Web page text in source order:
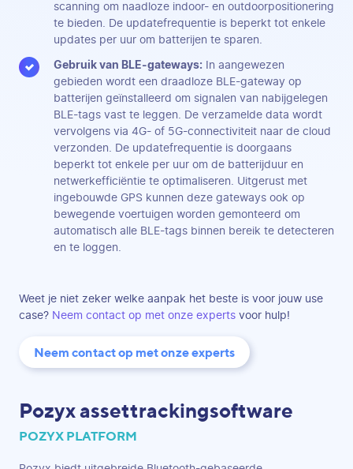
scanning om naadloze indoor- en outdoorpositionering
te bieden. De updatefrequentie is beperkt tot enkele
updates per uur om batterijen te sparen.
Gebruik van BLE-gateways: In aangewezen
gebieden wordt een draadloze BLE-gateway op
batterijen geïnstalleerd om signalen van nabijgelegen
BLE-tags vast te leggen. De verzamelde data wordt
vervolgens via 4G- of 5G-connectiviteit naar de cloud
verzonden. De updatefrequentie is doorgaans
beperkt tot enkele per uur om de batterijduur en
netwerkefficiëntie te optimaliseren. Uitgerust met
ingebouwde GPS kunnen deze gateways ook op
bewegende voertuigen worden gemonteerd om
automatisch alle BLE-tags binnen bereik te detecteren
en te loggen.
Weet je niet zeker welke aanpak het beste is voor jouw use
case? Neem contact op met onze experts voor hulp!
Neem contact op met onze experts
Pozyx assettrackingsoftware
POZYX PLATFORM